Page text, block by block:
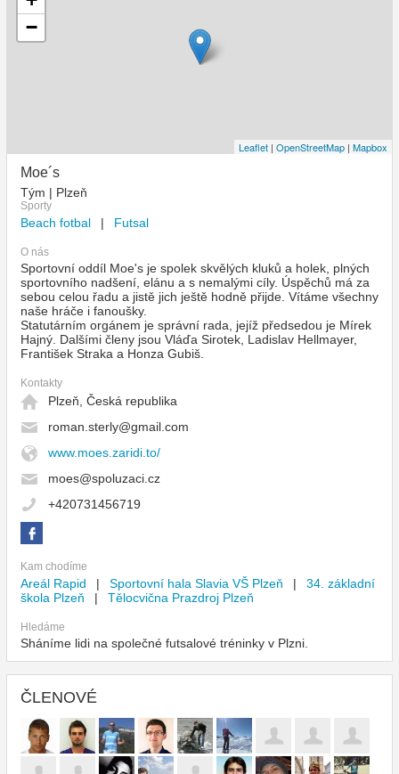
−
Leaflet | OpenStreetMap | Mapbox
Moe´s
Tým | Plzeň
Sporty
Beach fotbal | Futsal
O nás
Sportovní oddíl Moe's je spolek skvělých kluků a holek, plných
sportovního nadšení, elánu a s nemalými cíly. Úspěchů má za
sebou celou řadu a jistě jich ještě hodně přijde. Vítáme všechny
naše hráče i fanoušky.
Statutárním orgánem je správní rada, jejíž předsedou je Mírek
Hajný. Dalšími členy jsou Vláďa Sirotek, Ladislav Hellmayer,
František Straka a Honza Gubiš.
Kontakty
Plzeň, Česká republika
roman.sterly@gmail.com
www.moes.zaridi.to/
moes@spoluzaci.cz
+420731456719
Kam chodíme
Areál Rapid | Sportovní hala Slavia VŠ Plzeň |
34. základní
škola Plzeň
| Tělocvična Prazdroj Plzeň
Hledáme
Sháníme lidi na společné futsalové tréninky v Plzni.
ČLENOVÉ